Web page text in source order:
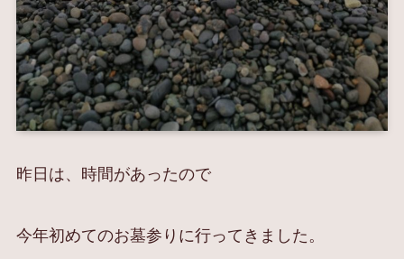
昨日は、時間があったので
今年初めてのお墓参りに行ってきました。